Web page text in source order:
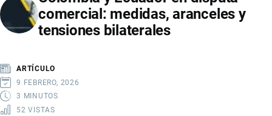
comercial: medidas, aranceles y
tensiones bilaterales
ARTÍCULO
9 FEBRERO, 2026
3 MINUTOS
52 VISTAS